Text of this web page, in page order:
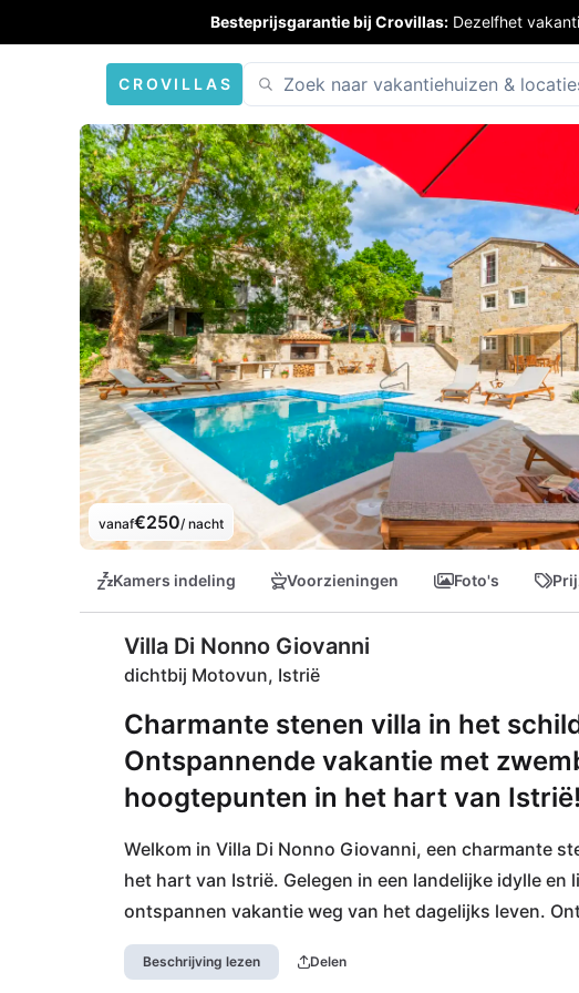
Besteprijsgarantie bij Crovillas: Dezelfhet
CROVILLAS
vanaf€250/ nacht
Kamers indeling Voorzieningen Foto's
Villa Di Nonno Giovanni
dichtbij Motovun, Istrië
Charmante stenen villa in het
Ontspannende vakantie met
hoogtepunten in het hart van Istrië!
Welkom in Villa Di Nonno Giovanni, een charmante
het hart van Istrië. Gelegen in een landelijke idylle
ontspannen vakantie weg van het dagelijks leven.
bruisende ervaring in de jacuzzi - hier blijven geen
Beschrijving lezen Delen